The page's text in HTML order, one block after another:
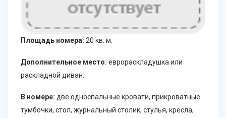
Площадь номера: 20 кв. м.
Дополнительное место: еврораскладушка или
раскладной диван.
В номере: две односпальные кровати, прикроватные
тумбочки, стол, журнальный столик, стулья, кресла,